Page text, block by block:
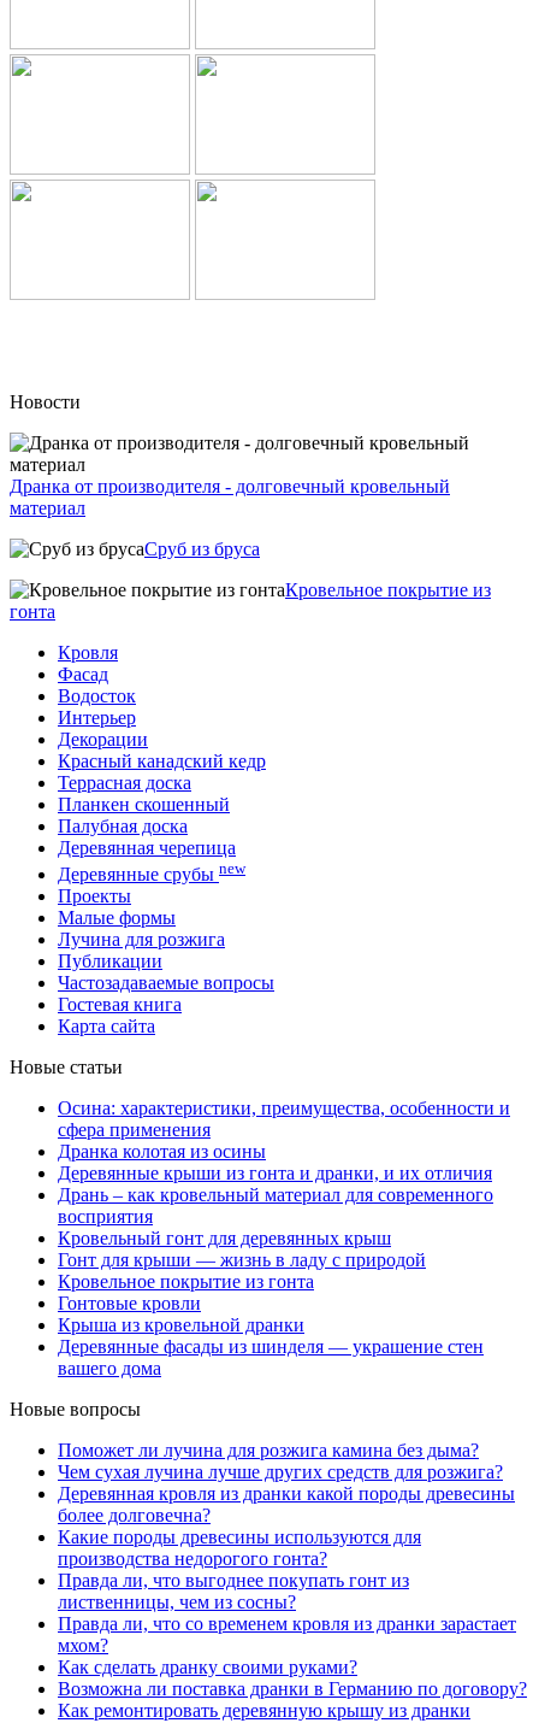
Новости
Дранка от производителя - долговечный кровельный
материал
Сруб из бруса
Кровельное покрытие из
гонта
Кровля
Фасад
Водосток
Интерьер
Декорации
Красный канадский кедр
Террасная доска
Планкен скошенный
Палубная доска
Деревянная черепица
Деревянные срубы new
Проекты
Малые формы
Лучина для розжига
Публикации
Частозадаваемые вопросы
Гостевая книга
Карта сайта
Новые статьи
Осина: характеристики, преимущества, особенности и
сфера применения
Дранка колотая из осины
Деревянные крыши из гонта и дранки, и их отличия
Дрань – как кровельный материал для современного
восприятия
Кровельный гонт для деревянных крыш
Гонт для крыши — жизнь в ладу с природой
Кровельное покрытие из гонта
Гонтовые кровли
Крыша из кровельной дранки
Деревянные фасады из шинделя — украшение стен
вашего дома
Новые вопросы
Поможет ли лучина для розжига камина без дыма?
Чем сухая лучина лучше других средств для розжига?
Деревянная кровля из дранки какой породы древесины
более долговечна?
Какие породы древесины используются для
производства недорогого гонта?
Правда ли, что выгоднее покупать гонт из
лиственницы, чем из сосны?
Правда ли, что со временем кровля из дранки зарастает
мхом?
Как сделать дранку своими руками?
Возможна ли поставка дранки в Германию по договору?
Как ремонтировать деревянную крышу из дранки